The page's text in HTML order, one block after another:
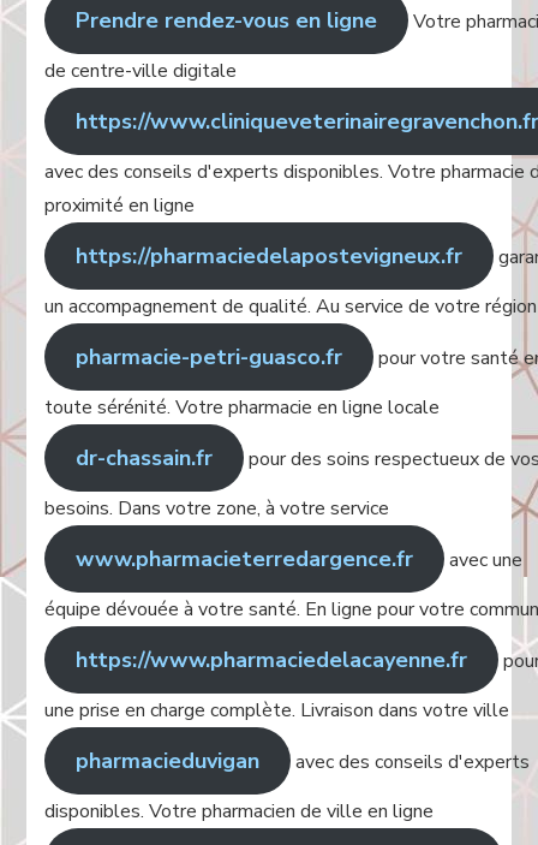
Prendre rendez-vous en ligne
Votre
de centre-ville digitale
https://
avec des conseils d'experts disponibles. Votre pharmacie
proximité en ligne
https://pharmaciedelapostevigneux.fr
un accompagnement de qualité. Au service de votre région
pharmacie-petri-guasco.fr
pour votre santé
toute sérénité. Votre pharmacie en ligne locale
dr-chassain.fr
pour des soins respectueux de
besoins. Dans votre zone, à votre service
www.pharmacieterredargence.fr
avec une
équipe dévouée à votre santé. En ligne pour votre
https://www.pharmaciedelacayenne.fr
une prise en charge complète. Livraison dans votre ville
pharmacieduvigan
avec des conseils d'experts
disponibles. Votre pharmacien de ville en ligne